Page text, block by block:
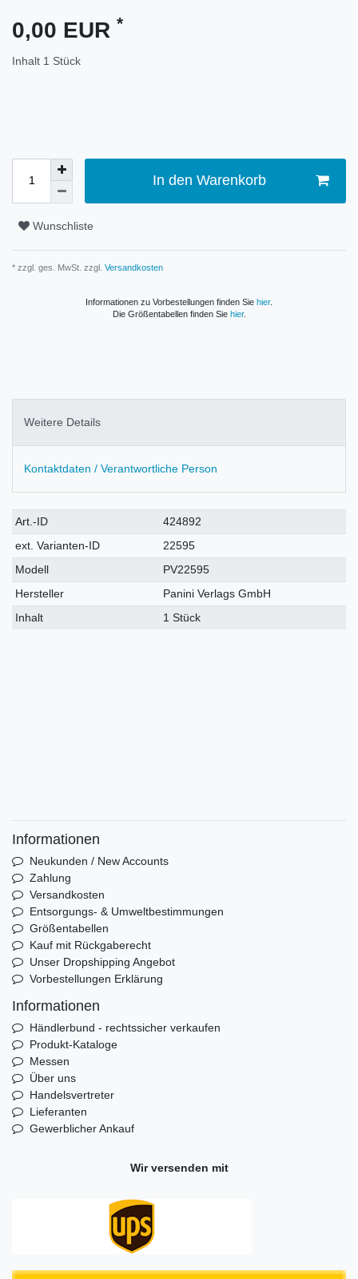
0,00 EUR *
Inhalt 1 Stück
In den Warenkorb
Wunschliste
* zzgl. ges. MwSt. zzgl. Versandkosten
Informationen zu Vorbestellungen finden Sie hier.
Die Größentabellen finden Sie hier.
Weitere Details
Kontaktdaten / Verantwortliche Person
Technisches
Merkmal
Wert
Art.-ID
424892
ext. Varianten-ID
22595
Modell
PV22595
Hersteller
Panini Verlags GmbH
Inhalt
1 Stück
Informationen
Neukunden / New Accounts
Zahlung
Versandkosten
Entsorgungs- & Umweltbestimmungen
Größentabellen
Kauf mit Rückgaberecht
Unser Dropshipping Angebot
Vorbestellungen Erklärung
Informationen
Händlerbund - rechtssicher verkaufen
Produkt-Kataloge
Messen
Über uns
Handelsvertreter
Lieferanten
Gewerblicher Ankauf
Wir versenden mit